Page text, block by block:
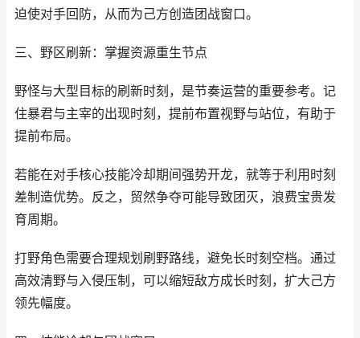
迫使对手回防，从而为己方创造团战窗口。
三、野区刷新：掌握资源重生节点
野怪与大型目标的刷新时刻，是节奏运营的重要参考。记
住暴君与主宰的出现时刻，提前布置视野与站位，有助于
提前布局。
若能在对手核心技能冷却期间强势开龙，就等于利用时刻
差制造优势。反之，贸然争夺可能导致团灭，浪费宝贵发
育周期。
打野角色需要合理规划刷野路线，避免长时刻空档。通过
高效清野与入侵压制，可以缩短敌方成长时刻，扩大己方
领先幅度。